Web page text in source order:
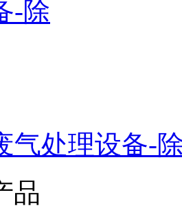
气处理设备-
品